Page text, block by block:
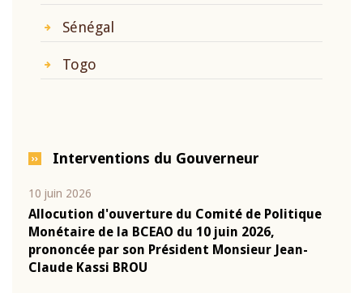
Sénégal
Togo
Interventions du Gouverneur
10 juin 2026
Allocution d'ouverture du Comité de Politique
Monétaire de la BCEAO du 10 juin 2026,
prononcée par son Président Monsieur Jean-
Claude Kassi BROU